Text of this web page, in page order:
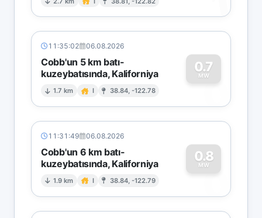
11:35:02 06.08.2026
Cobb'un 5 km batı-
kuzeybatısında, Kaliforniya
1.7 km I 38.84, -122.78
0.7
MW
0
11:31:49 06.08.2026
Cobb'un 6 km batı-
kuzeybatısında, Kaliforniya
1.9 km I 38.84, -122.79
0.8
MW
0